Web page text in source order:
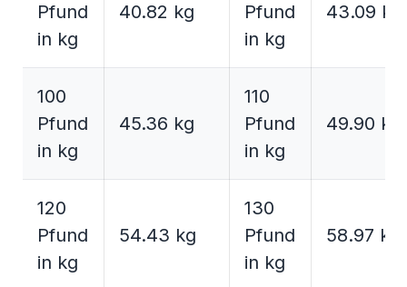
Pfund
in kg
40.82 kg
Pfund
in kg
43.09 kg
100
Pfund
in kg
45.36 kg
110
Pfund
in kg
49.90 kg
120
Pfund
in kg
54.43 kg
130
Pfund
in kg
58.97 kg